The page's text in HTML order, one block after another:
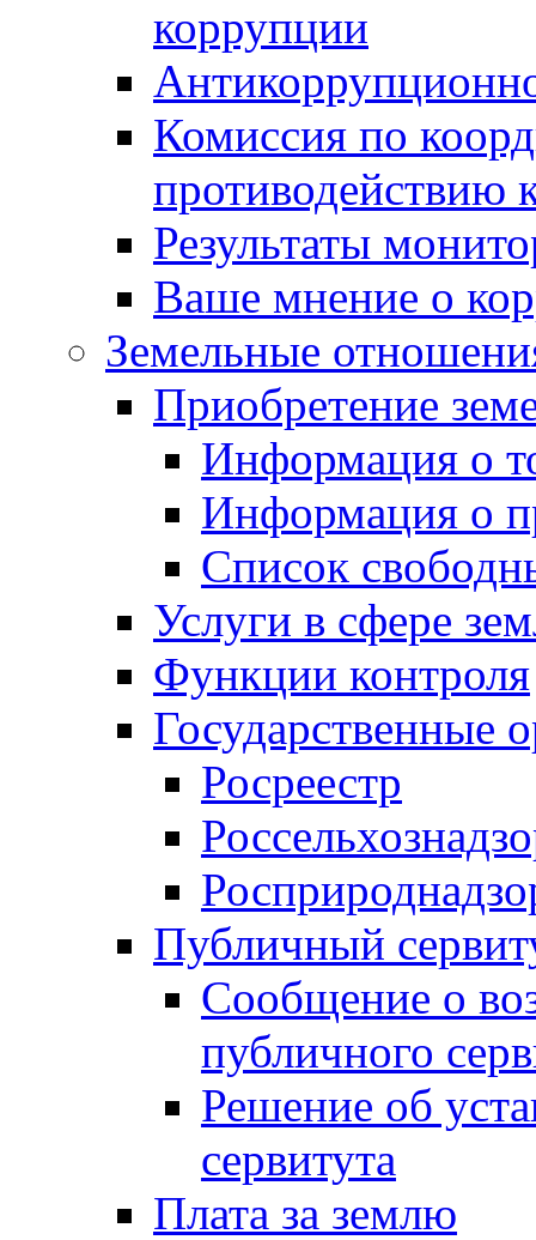
коррупции
Комиссия по
противодействию
Результаты
Ваше мнение о
Земельные
Приобретение
Информация о
Информация о
Список
Услуги в сфере
Функции контроля
Государственные
Росреестр
Публичный
Сообщение о
публичного
Решение об
сервитута
Плата за землю